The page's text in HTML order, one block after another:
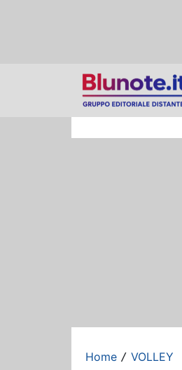
Home / VOLLEY